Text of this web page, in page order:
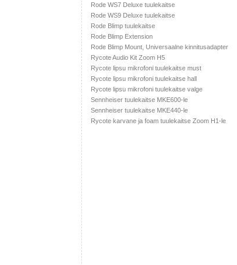
Rode WS7 Deluxe tuulekaitse
Rode WS9 Deluxe tuulekaitse
Rode Blimp tuulekaitse
Rode Blimp Extension
Rode Blimp Mount, Universaalne kinnitusadapter
Rycote Audio Kit Zoom H5
Rycote lipsu mikrofoni tuulekaitse must
Rycote lipsu mikrofoni tuulekaitse hall
Rycote lipsu mikrofoni tuulekaitse valge
Sennheiser tuulekaitse MKE600-le
Sennheiser tuulekaitse MKE440-le
Rycote karvane ja foam tuulekaitse Zoom H1-le